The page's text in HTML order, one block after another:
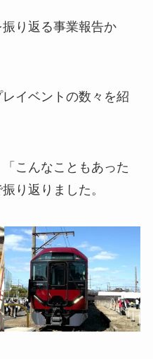
り返る事業報告か
イベントの数々を紹
「こんなこともあった
り返りました。